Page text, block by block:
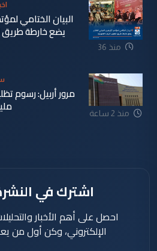
منذ 36
البيان الختامي
يضع خارطة طريق
منذ 2 ساعة
مرور أربيل: رسوم
اشترك في
احصل على أهم الأخبار
الإلكتروني، وكن أول من